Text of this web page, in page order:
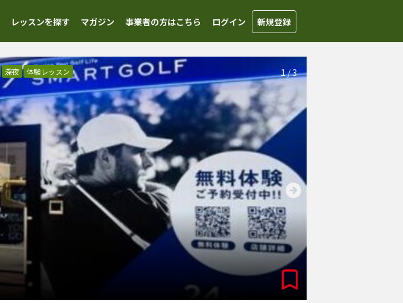
レッスンを探す マガジン 事業者の方はこちら ログイン 新規登録
1/3
深夜 体験レッスン